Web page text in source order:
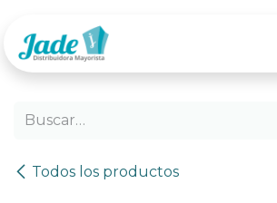
Todos los productos